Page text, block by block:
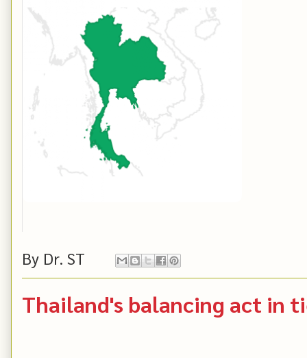
By Dr. ST
Thailand's balancing act in